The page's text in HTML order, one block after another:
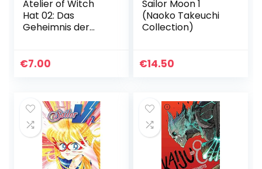
Atelier of Witch
Hat 02: Das
Geheimnis der
€7.00
Sailor Moon 1
(Naoko Takeuchi
Collection)
€14.50